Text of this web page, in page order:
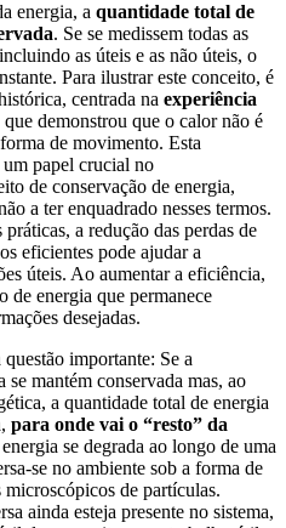
energia, a quantidade total de
. Se se medissem todas as
as úteis e as não úteis, o
Para ilustrar este conceito, é
centrada na experiência
que demonstrou que o calor não é
de movimento. Esta
papel crucial no
de conservação de energia,
a ter enquadrado nesses termos.
a redução das perdas de
eficientes pode ajudar a
úteis. Ao aumentar a eficiência,
de energia que permanece
desejadas.
importante: Se a
se mantém conservada mas, ao
a quantidade total de energia
para onde vai o “resto” da
se degrada ao longo de uma
se no ambiente sob a forma de
de partículas.
ainda esteja presente no sistema,